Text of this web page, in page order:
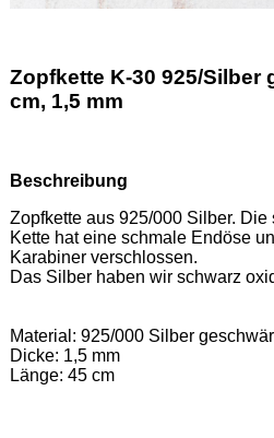
Zopfkette K-30 925/Silber
cm, 1,5 mm
Beschreibung
Zopfkette aus 925/000 Silber.
Kette hat eine schmale Endöse
Karabiner verschlossen.
Das Silber haben wir schwarz
Material: 925/000 Silber
Dicke: 1,5 mm
Länge: 45 cm